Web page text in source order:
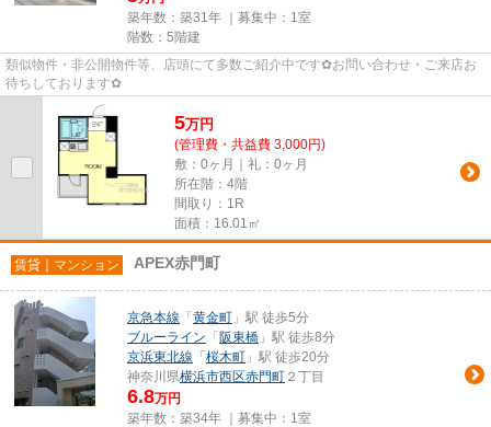
築年数：築31年 ｜募集中： 1室
階数：5階建
類似物件・非公開物件等、店頭にて多数ご紹介中です✿お問い合わせ・ご来店お
待ちしております✿
5万円
(管理費・共益費 3,000円)
敷：0ヶ月｜礼：0ヶ月
所在階：4階
間取り：1R
面積：16.01㎡
賃貸｜マンション APEX赤門町
京急本線 「 黄金町 」駅 徒歩5分
ブルーライン 「 阪東橋 」駅 徒歩8分
京浜東北線 「 桜木町 」駅 徒歩20分
神奈川県横浜市西区赤門町 ２丁目
6.8万円
築年数：築34年 ｜募集中： 1室